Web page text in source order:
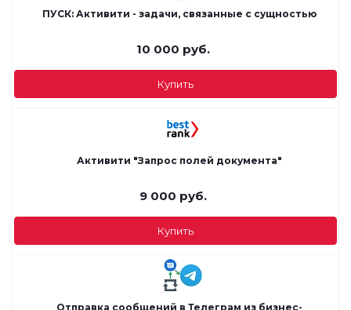
ПУСК: Активити - задачи, связанные с сущностью
10 000 руб.
Купить
Активити "Запрос полей документа"
9 000 руб.
Купить
Отправка сообщений в Телеграм из бизнес-